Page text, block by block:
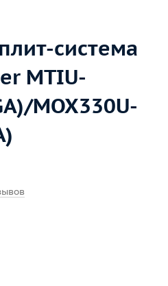
система
MTIU-
MOX330U-